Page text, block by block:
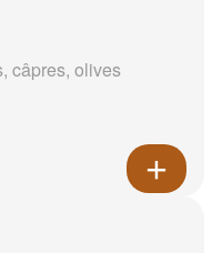
câpres, olives